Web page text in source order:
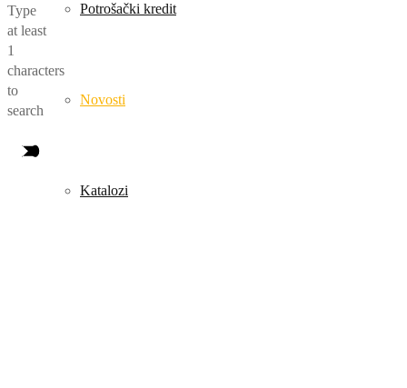
Potrošački kredit
Novosti
Katalozi
Type
at least
1
characters
to
search